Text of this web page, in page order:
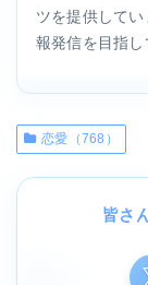
ツを提供して
報発信を目指し
恋愛（768）
皆さ